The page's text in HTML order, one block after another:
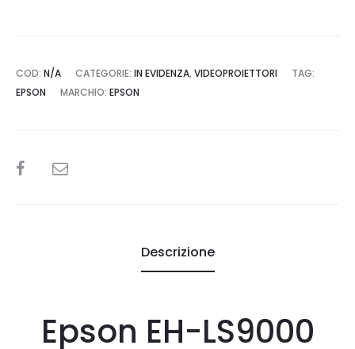
COD: N/A CATEGORIE: IN EVIDENZA, VIDEOPROIETTORI
TAG:
EPSON
MARCHIO: EPSON
SHARE
Descrizione
Epson EH-LS9000